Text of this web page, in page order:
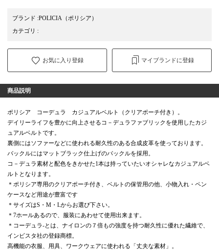
ブランド :POLICIA （ポリシア）
カテゴリ :
お気に入り登録 マイブランドに登録
商品説明
ポリシア コーデュラ カジュアルベルト（クリアポーチ付き）。
デイリーライフを豊かに向上させるコ－デュラファブリックを使用したカジ
ュアルベルトです。
裏側にはソファーなどに使われる耐久性のある合成皮革を使っております。
バックルにはマットブラック仕上げのバックルを採用。
コ－デュラ素材と配色をきかせた1本は持っていたいオシャレなカジュアルベ
ルトとなります。
＊ポリシア専用のクリアポーチ付き、ベルトの保管用の他、小物入れ・ペン
ケースなど用途が豊富です
＊サイズはS・M・Lからお選び下さい。
＊7ホールあるので、服装にあわせて使用出来ます。
＊コーデュラ-とは、ナイロンの７倍もの強度を持つ耐久性に優れた繊維で、
インビスタ社の登録商標。
高機能の衣服、用具、ワークウェアに使われる「丈夫な素材」。